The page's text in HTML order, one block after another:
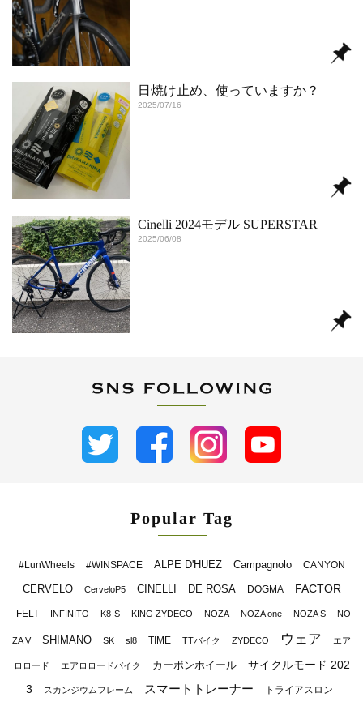
日焼け止め、使っていますか？
2025/07/16
Cinelli 2024モデル SUPERSTAR
2025/06/08
Popular Tag
#LunWheels #WINSPACE ALPE D'HUEZ Campagnolo CANYON
CERVELO CerveloP5 CINELLI DE ROSA DOGMA FACTOR
FELT INFINITO K8-S KING ZYDECO NOZA NOZA one NOZA S NO
ZA V SHIMANO SK sl8 TIME TTバイク ZYDECO ウェア エア
ロロード エアロロードバイク カーボンホイール
サイクルモード 202
3
スカンジウムフレーム スマートトレーナー トライアスロン